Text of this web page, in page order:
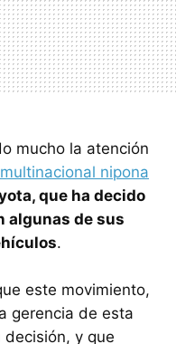
mucho la atención
nipona
que ha decido
algunas de sus
.
este movimiento,
gerencia de esta
y que